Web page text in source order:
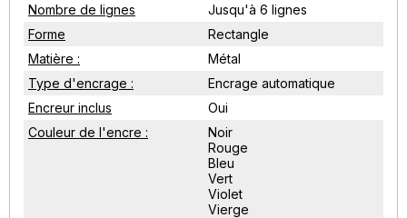
Nombre de lignes
Jusqu'à 6 lignes
Forme
Rectangle
Matière :
Métal
Type d'encrage :
Encrage automatique
Encreur inclus
Oui
Couleur de l'encre :
Noir
Rouge
Bleu
Vert
Violet
Vierge